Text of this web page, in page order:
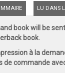
LU DANS
book will be
book.
à la
de commande